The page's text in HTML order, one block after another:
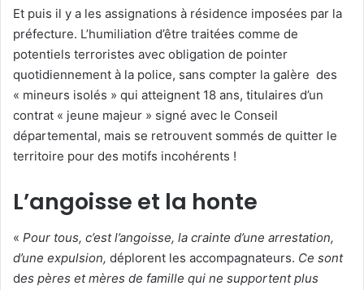
Et puis il y a les assignations à résidence imposées par la
préfecture. L’humiliation d’être traitées comme de
potentiels terroristes avec obligation de pointer
quotidiennement à la police, sans compter la galère des
« mineurs isolés » qui atteignent 18 ans, titulaires d’un
contrat « jeune majeur » signé avec le Conseil
départemental, mais se retrouvent sommés de quitter le
territoire pour des motifs incohérents !
L’angoisse et la honte
« Pour tous, c’est l’angoisse, la crainte d’une arrestation,
d’une expulsion, déplorent les accompagnateurs. Ce sont
des pères et mères de famille qui ne supportent plus